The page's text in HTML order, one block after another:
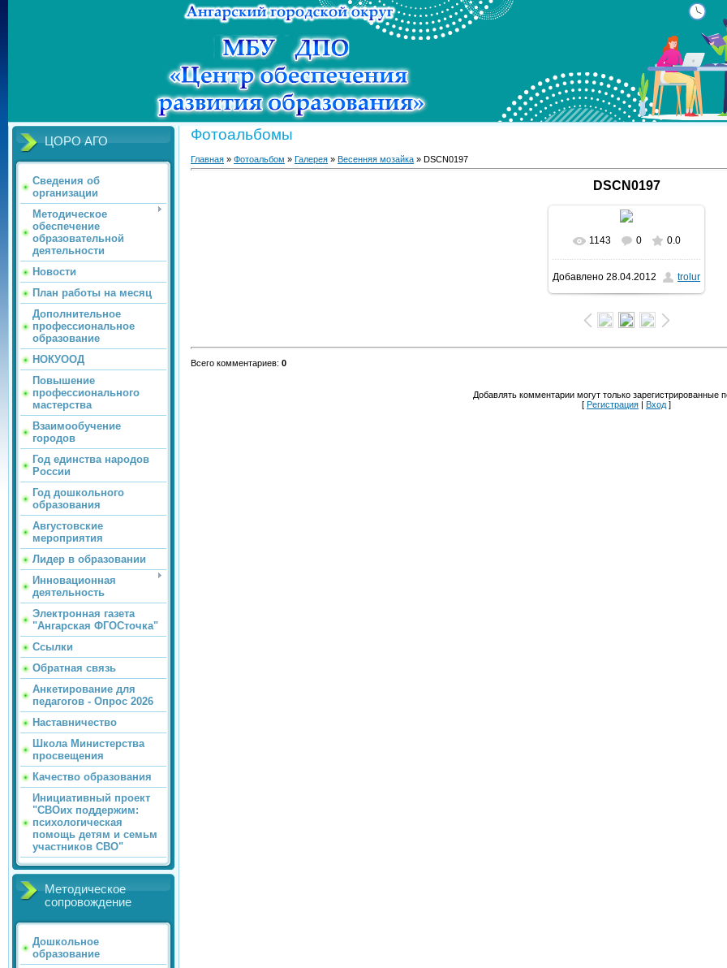
ЦОРО АГО
Сведения об
организации
Методическое
обеспечение
образовательной
деятельности
Новости
План работы на месяц
Дополнительное
профессиональное
образование
НОКУООД
Повышение
профессионального
мастерства
Взаимообучение
городов
Год единства народов
России
Год дошкольного
образования
Августовские
мероприятия
Лидер в образовании
Инновационная
деятельность
Электронная газета
"Ангарская ФГОСточка"
Ссылки
Обратная связь
Анкетирование для
педагогов - Опрос 2026
Наставничество
Школа Министерства
просвещения
Качество образования
Инициативный проект
"СВОих поддержим:
психологическая
помощь детям и семьм
участников СВО"
Методическое
сопровождение
Дошкольное
образование
Фотоальбомы
Главная » Фотоальбом » Галерея » Весенняя мозайка » DSCN0197
DSCN0197
1143 0 0.0
Добавлено 28.04.2012 trolur
Всего комментариев: 0
Добавлять комментарии могут только зарегистрированные
[ Регистрация | Вход ]